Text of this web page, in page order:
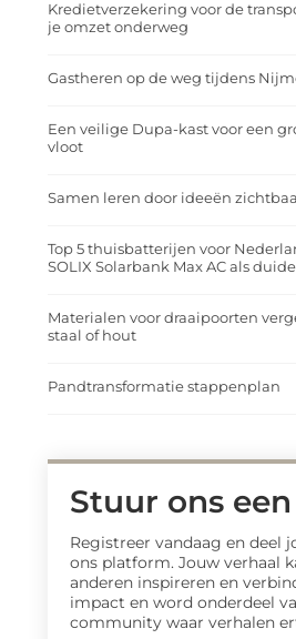
Kredietverzekering voor de
je omzet onderweg
Gastheren op de weg tijdens
Een veilige Dupa-kast voor een
vloot
Samen leren door ideeën
Top 5 thuisbatterijen voor
SOLIX Solarbank Max AC als
Materialen voor draaipoorten
staal of hout
Pandtransformatie stappenplan
Stuur ons
Registreer vandaag en deel
ons platform. Jouw verhaal
anderen inspireren en
impact en word onderdeel
community waar verhalen